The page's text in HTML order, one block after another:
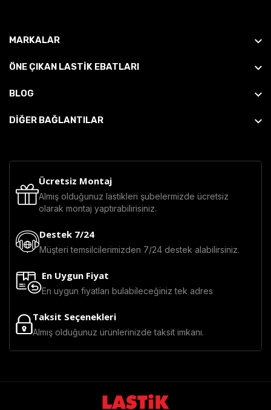
MARKALAR
ÖNE ÇIKAN LASTIK EBATLARI
BLOG
DİĞER BAĞLANTILAR
Ücretsiz Montaj
Almış olduğunuz lastikleri şubelermizde ücretsiz
olarak montaj yaptırabilirisiniz.
Destek 7/24
Müşteri temsilcilerimizden 7/24 destek alabilirsiniz.
En Uygun Fiyat
En uygun fiyatları bulabileceğiniz tek adres
Taksit Seçenekleri
Almış olduğunuz ürünlerinizde taksit imkanı.